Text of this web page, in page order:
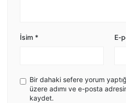
İsim * E-
Bir dahaki sefere yorum
üzere adımı ve e-posta
kaydet.